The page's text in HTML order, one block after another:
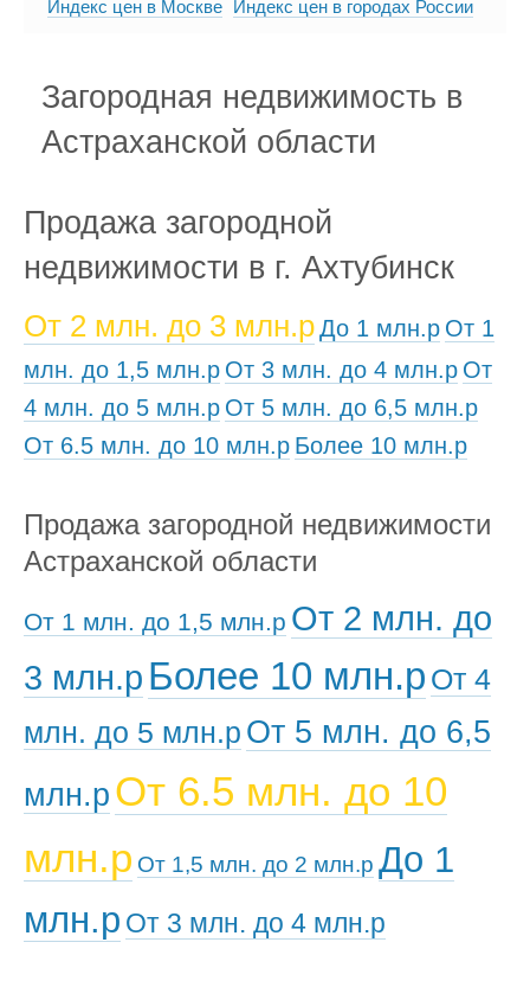
Индекс цен в Москве Индекс цен в городах России
Загородная недвижимость в
Астраханской области
Продажа загородной
недвижимости в г. Ахтубинск
От 2 млн. до 3 млн.рДо 1 млн.р От 1
млн. до 1,5 млн.р От 3 млн. до 4 млн.р От
4 млн. до 5 млн.р От 5 млн. до 6,5 млн.р
От 6.5 млн. до 10 млн.р Более 10 млн.р
Продажа загородной недвижимости
Астраханской области
От 1 млн. до 1,5 млн.р От 2 млн. до
3 млн.р Более 10 млн.р От 4
млн. до 5 млн.р От 5 млн. до 6,5
млн.р От 6.5 млн. до 10
млн.р От 1,5 млн. до 2 млн.р До 1
млн.р От 3 млн. до 4 млн.р